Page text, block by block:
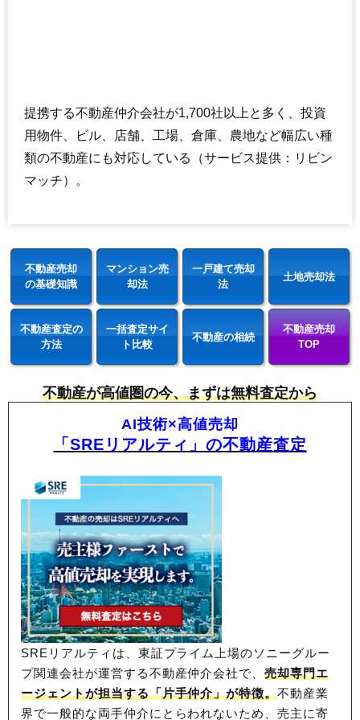
提携する不動産仲介会社が1,700社以上と多く、投資
用物件、ビル、店舗、工場、倉庫、農地など幅広い種
類の不動産にも対応している（サービス提供：リビン
マッチ）。
不動産売却
の基礎知識
マンション売
却法
一戸建て売却
法
土地売却法
不動産査定の
方法
一括査定サイ
ト比較
不動産の相続
不動産売却
TOP
不動産が高値圏の今、まずは無料査定から
AI技術×高値売却
「SREリアルティ」の不動産査定
SREリアルティは、東証プライム上場のソニーグルー
プ関連会社が運営する不動産仲介会社で、売却専門エ
ージェントが担当する「片手仲介」が特徴。不動産業
界で一般的な両手仲介にとらわれないため、売主に寄